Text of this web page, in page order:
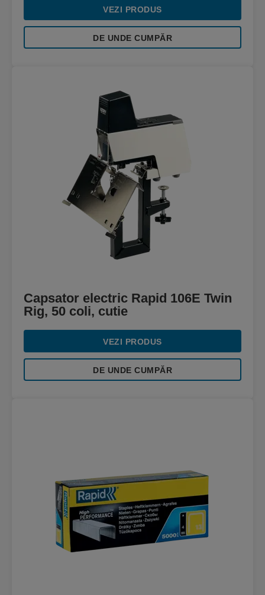
VEZI PRODUS
DE UNDE CUMPĂR
Capsator electric Rapid 106E Twin
Rig, 50 coli, cutie
VEZI PRODUS
DE UNDE CUMPĂR